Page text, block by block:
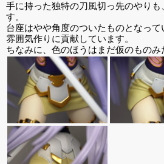
手に持った独特の刀風切っ先のやりも
す。
台座はやや角度のついたものとなっ
雰囲気作りに貢献しています。
ちなみに、色のほうはまだ仮のものみ